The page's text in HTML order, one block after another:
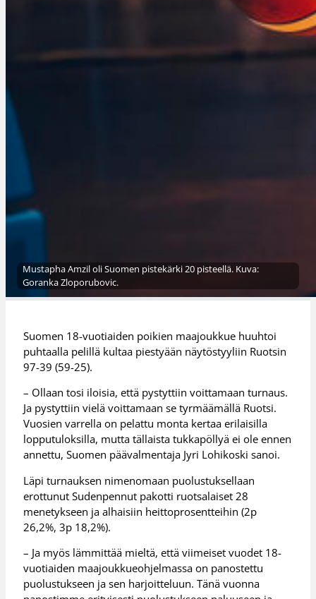
Mustapha Amzil oli Suomen pistekärki 20 pisteellä. Kuva:
Goranka Zloporubovic.
Suomen 18-vuotiaiden poikien maajoukkue huuhtoi
puhtaalla pelillä kultaa piestyään näytöstyyliin Ruotsin
97-39 (59-25).
– Ollaan tosi iloisia, että pystyttiin voittamaan turnaus.
Ja pystyttiin vielä voittamaan se tyrmäämällä Ruotsi.
Vuosien varrella on pelattu monta kertaa erilaisilla
lopputuloksilla, mutta tällaista tukkapöllyä ei ole ennen
annettu, Suomen päävalmentaja Jyri Lohikoski sanoi.
Läpi turnauksen nimenomaan puolustuksellaan
erottunut Sudenpennut pakotti ruotsalaiset 28
menetykseen ja alhaisiin heittoprosentteihin (2p
26,2%, 3p 18,2%).
– Ja myös lämmittää mieltä, että viimeiset vuodet 18-
vuotiaiden maajoukkueohjelmassa on panostettu
puolustukseen ja sen harjoitteluun. Tänä vuonna